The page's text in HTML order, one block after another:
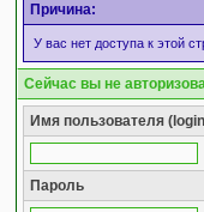
Причина:
У вас нет доступа к этой
Сейчас вы не
Имя пользователя
Пароль